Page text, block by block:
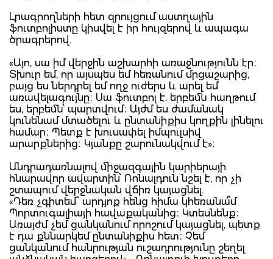
Լրագրողների հետ զրույցում աստղային
ֆուտբոլիստը կիսվել է իր հույզերով և ապագա
ծրագրերով.
​«Այո, սա իմ վերջին աշխարհի առաջնությունն էր։
Տխուր եմ, որ այսպես եմ հեռանում մրցաշարից,
բայց ես ներդրել եմ ողջ ուժերս և արել եմ
առավելագույնը։ Սա ֆուտբոլ է. երբեմն հաղթում
ես, երբեմն՝ պարտվում։ Այժմ ես ժամանակ
կունենամ մտածելու և ընտանիքիս կողքին լինելու
համար։ Պետք է խուսափել իմպուլսիվ
արարքներից։ Կյանքը շարունակվում է»։
​Անդրադառնալով միջազգային կարիերայի
հնարավոր ավարտին՝ Ռոնալդուն նշել է, որ չի
շտապում վերջնական վճիռ կայացնել.
​«Դեռ չգիտեմ՝ արդյոք հենց հիմա կհեռանա՞մ
Պորտուգալիայի հավաքականից։ Կտեսնենք։
Առայժմ չեմ ցանկանում որոշում կայացնել, պետք
է դա քննարկեմ ընտանիքիս հետ։ Չեմ
ցանկանում հանրության ուշադրությունը շեղել